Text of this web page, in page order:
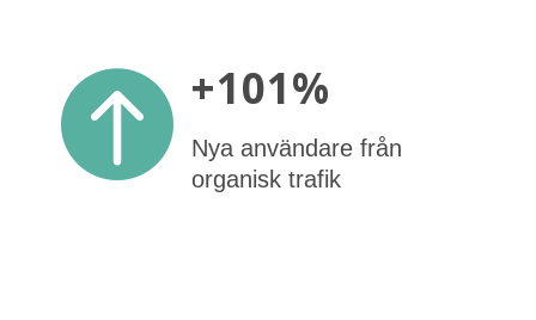
 +101%
Nya användare från
organisk trafik